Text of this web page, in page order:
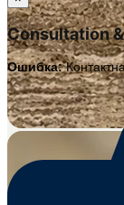
Consultation
Ошибка: